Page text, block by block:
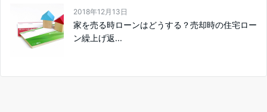
2018年12月13日
家を売る時ローンはどうする？売却時の住宅ロー
ン繰上げ返...